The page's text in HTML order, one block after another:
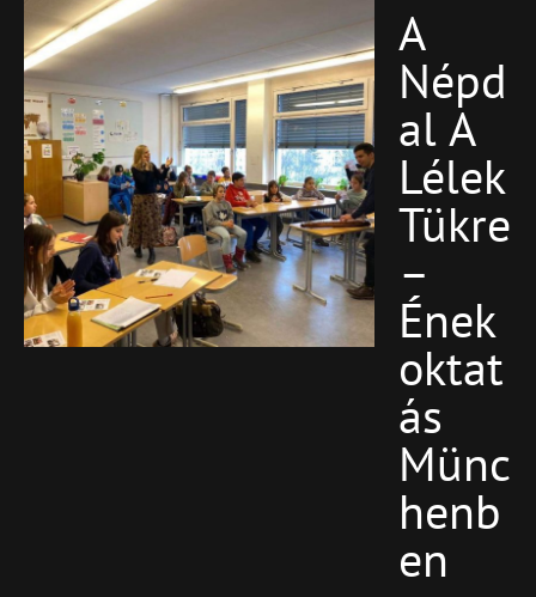
Blog Featured A
Népd
Al A
Lélek
Tükre
–
Ének
Oktat
Ás
Münc
Henb
En